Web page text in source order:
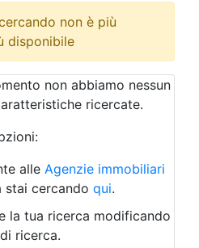
non è più
disponibile
non abbiamo nessun
ricercate.
alle Agenzie immobiliari
stai cercando qui.
la tua ricerca modificando
ricerca.